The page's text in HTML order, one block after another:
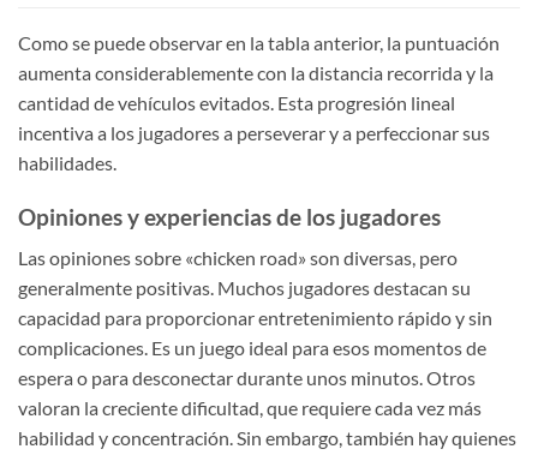
Como se puede observar en la tabla anterior, la puntuación
aumenta considerablemente con la distancia recorrida y la
cantidad de vehículos evitados. Esta progresión lineal
incentiva a los jugadores a perseverar y a perfeccionar sus
habilidades.
Opiniones y experiencias de los jugadores
Las opiniones sobre «chicken road» son diversas, pero
generalmente positivas. Muchos jugadores destacan su
capacidad para proporcionar entretenimiento rápido y sin
complicaciones. Es un juego ideal para esos momentos de
espera o para desconectar durante unos minutos. Otros
valoran la creciente dificultad, que requiere cada vez más
habilidad y concentración. Sin embargo, también hay quienes